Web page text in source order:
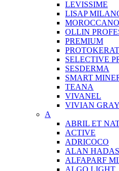
LEVISSIME
LISAP
OLLIN
PREMIUM
SELECTIVE
SESDERMA
SMART
TEANA
VIVANEL
VIVIAN GRAY
A
ABRIL ET
ACTIVE
ADRICOCO
ALAN
ALFAPARF
ALGO LIGHT